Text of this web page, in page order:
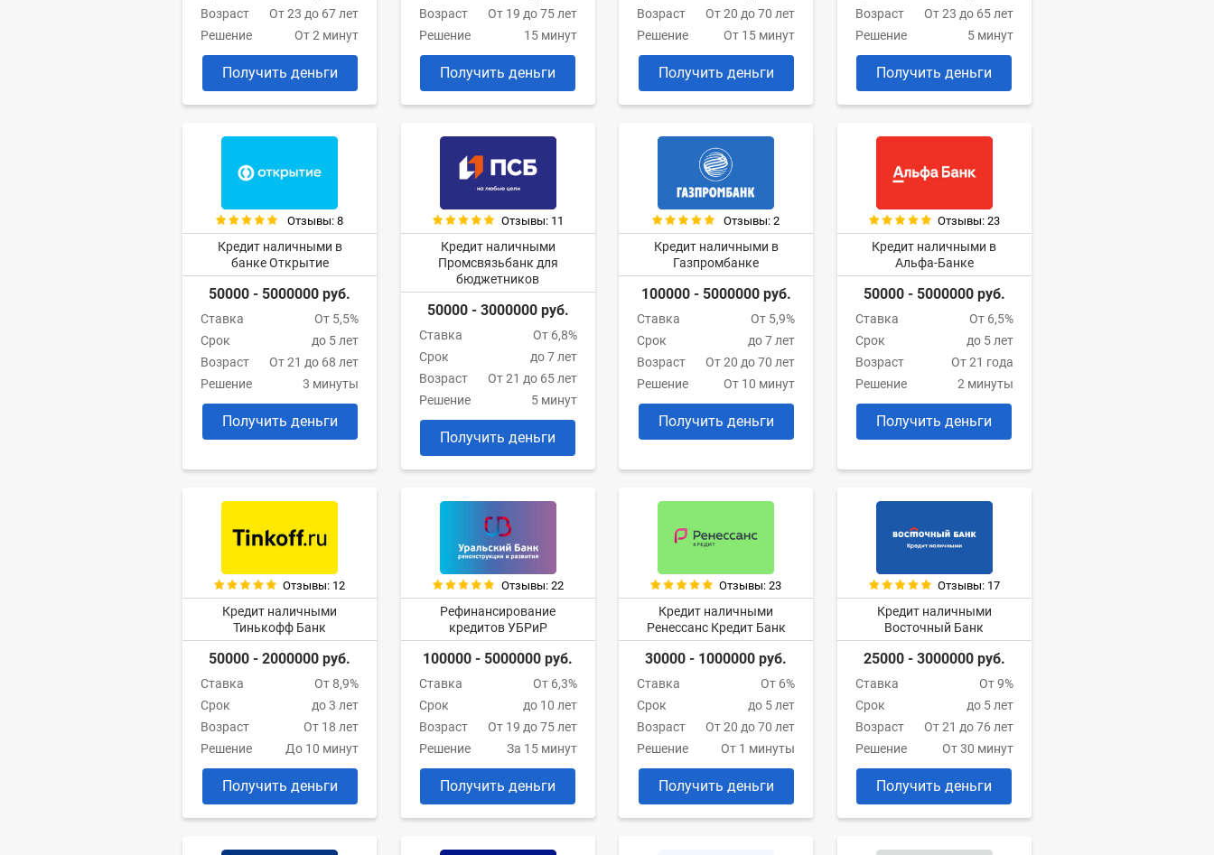
Возраст
От 23 до 67 лет
Решение
От 2 минут
Получить деньги
Возраст
От 19 до 75 лет
Решение
15 минут
Получить деньги
Возраст
От 20 до 70 лет
Решение
От 15 минут
Получить деньги
Возраст
От 23 до 65 лет
Решение
5 минут
Получить деньги
Отзывы: 8
Кредит наличными в
банке Открытие
50000 - 5000000 руб.
Ставка
От 5,5%
Срок
до 5 лет
Возраст
От 21 до 68 лет
Решение
3 минуты
Получить деньги
Отзывы: 11
Кредит наличными
Промсвязьбанк для
бюджетников
50000 - 3000000 руб.
Ставка
От 6,8%
Срок
до 7 лет
Возраст
От 21 до 65 лет
Решение
5 минут
Получить деньги
Отзывы: 2
Кредит наличными в
Газпромбанке
100000 - 5000000 руб.
Ставка
От 5,9%
Срок
до 7 лет
Возраст
От 20 до 70 лет
Решение
От 10 минут
Получить деньги
Отзывы: 23
Кредит наличными в
Альфа-Банке
50000 - 5000000 руб.
Ставка
От 6,5%
Срок
до 5 лет
Возраст
От 21 года
Решение
2 минуты
Получить деньги
Отзывы: 12
Кредит наличными
Тинькофф Банк
50000 - 2000000 руб.
Ставка
От 8,9%
Срок
до 3 лет
Возраст
От 18 лет
Решение
До 10 минут
Получить деньги
Отзывы: 22
Рефинансирование
кредитов УБРиР
100000 - 5000000 руб.
Ставка
От 6,3%
Срок
до 10 лет
Возраст
От 19 до 75 лет
Решение
За 15 минут
Получить деньги
Отзывы: 23
Кредит наличными
Ренессанс Кредит Банк
30000 - 1000000 руб.
Ставка
От 6%
Срок
до 5 лет
Возраст
От 20 до 70 лет
Решение
От 1 минуты
Получить деньги
Отзывы: 17
Кредит наличными
Восточный Банк
25000 - 3000000 руб.
Ставка
От 9%
Срок
до 5 лет
Возраст
От 21 до 76 лет
Решение
От 30 минут
Получить деньги